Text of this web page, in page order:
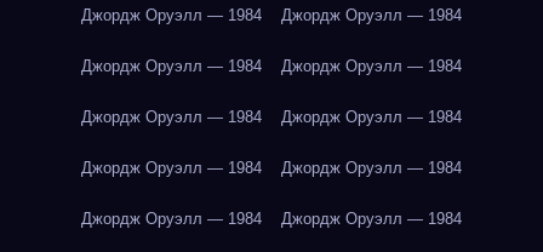
Джордж Оруэлл — 1984 Джордж Оруэлл — 1984
Джордж Оруэлл — 1984 Джордж Оруэлл — 1984
Джордж Оруэлл — 1984 Джордж Оруэлл — 1984
Джордж Оруэлл — 1984 Джордж Оруэлл — 1984
Джордж Оруэлл — 1984 Джордж Оруэлл — 1984